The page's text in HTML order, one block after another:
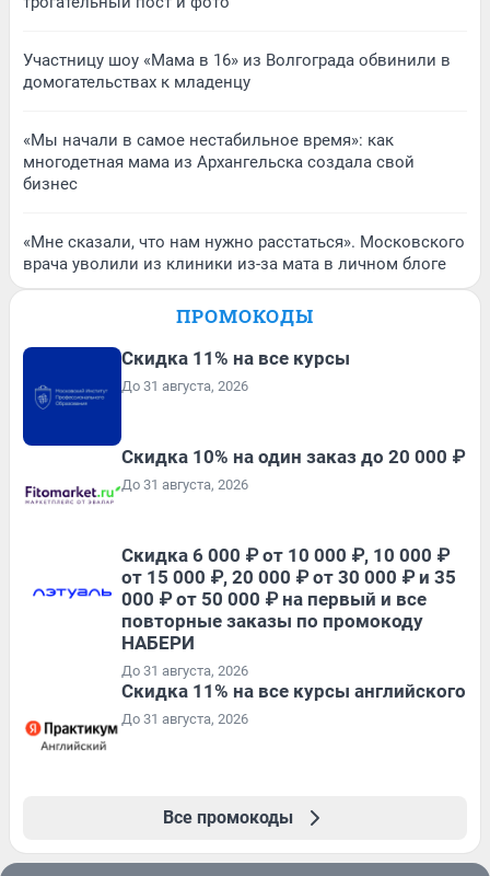
Участницу шоу «Мама в 16» из Волгограда обвинили в
домогательствах к младенцу
«Мы начали в самое нестабильное время»: как
многодетная мама из Архангельска создала свой
бизнес
«Мне сказали, что нам нужно расстаться». Московского
врача уволили из клиники из-за мата в личном блоге
ПРОМОКОДЫ
Скидка 11% на все курсы
До 31 августа, 2026
Скидка 10% на один заказ до 20 000 ₽
До 31 августа, 2026
Скидка 6 000 ₽ от 10 000 ₽, 10 000 ₽
от 15 000 ₽, 20 000 ₽ от 30 000 ₽ и 35
000 ₽ от 50 000 ₽ на первый и все
повторные заказы по промокоду
НАБЕРИ
До 31 августа, 2026
Скидка 11% на все курсы английского
До 31 августа, 2026
Все промокоды